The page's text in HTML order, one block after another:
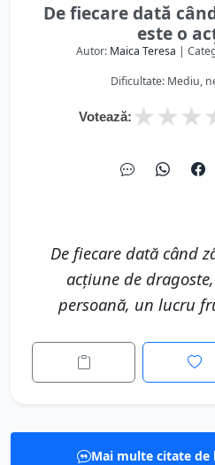
De fiecare dată
este o
Autor: Maica Teresa |
Dificultate: Mediu,
Votează: ★
★
★
De fiecare dată când
acţiune de
persoană, un lucru
Mai multe citate de